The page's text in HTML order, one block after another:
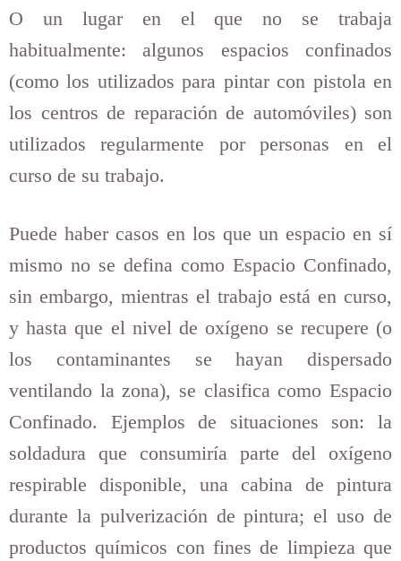
O un lugar en el que no se trabaja
habitualmente: algunos espacios confinados
(como los utilizados para pintar con pistola en
los centros de reparación de automóviles) son
utilizados regularmente por personas en el
curso de su trabajo.
Puede haber casos en los que un espacio en sí
mismo no se defina como Espacio Confinado,
sin embargo, mientras el trabajo está en curso,
y hasta que el nivel de oxígeno se recupere (o
los contaminantes se hayan dispersado
ventilando la zona), se clasifica como Espacio
Confinado. Ejemplos de situaciones son: la
soldadura que consumiría parte del oxígeno
respirable disponible, una cabina de pintura
durante la pulverización de pintura; el uso de
productos químicos con fines de limpieza que